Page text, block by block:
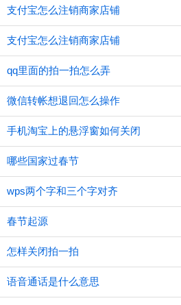
支付宝怎么注销商家店铺
支付宝怎么注销商家店铺
qq里面的拍一拍怎么弄
微信转帐想退回怎么操作
手机淘宝上的悬浮窗如何关闭
哪些国家过春节
wps两个字和三个字对齐
春节起源
怎样关闭拍一拍
语音通话是什么意思